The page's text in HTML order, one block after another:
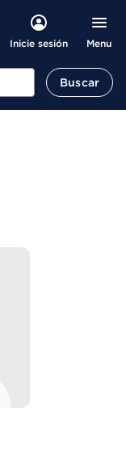
Inicie sesión Menu
Buscar